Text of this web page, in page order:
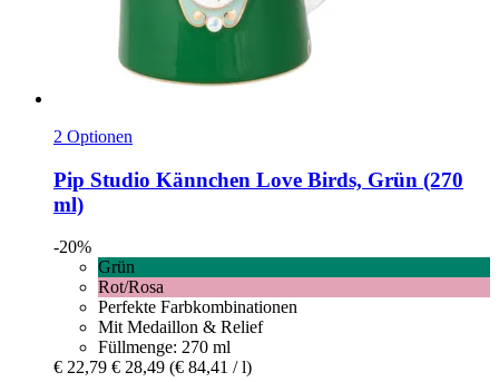
2 Optionen
Pip Studio Kännchen Love Birds, Grün (270
ml)
-20%
Grün
Rot/Rosa
Perfekte Farbkombinationen
Mit Medaillon & Relief
Füllmenge: 270 ml
€ 22,79 € 28,49 (€ 84,41 / l)